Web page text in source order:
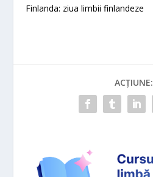
Finlanda: ziua limbii finlandeze
ACȚIUNE: